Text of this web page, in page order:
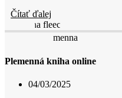
Čítať ďalej
Plemenná kniha online
04/03/2025